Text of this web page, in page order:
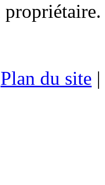
propriétaire.
Plan du site |